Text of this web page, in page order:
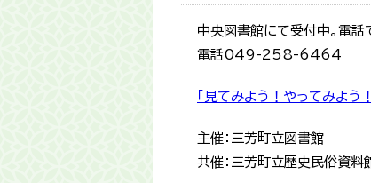
中央図書館にて受付中。電話
電話049-258-6464
「見てみよう！やってみよう
主催：三芳町立図書館
共催：三芳町立歴史民俗資料